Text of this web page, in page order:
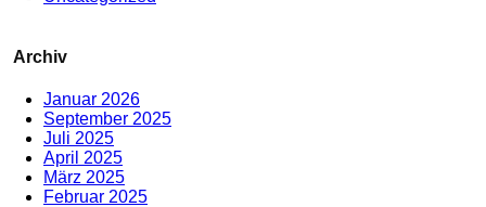
Archiv
Januar 2026
September 2025
Juli 2025
April 2025
März 2025
Februar 2025